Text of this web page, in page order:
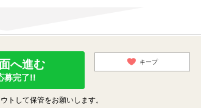
へ進む
募完了!!
キープ
トして保管をお願いします。